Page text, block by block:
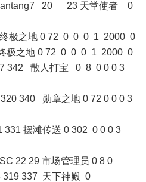
20 23 天堂使者 0
之地 0 72 0 0 0 1 2000 0
之地 0 72 0 0 0 1 2000 0
342 散人打宝 0 8 0 0 0 3
340 勋章之地 0 72 0 0 0 3
331 摆滩传送 0 302 0 0 0 3
22 29 市场管理员 0 8 0
337 天下神殿 0